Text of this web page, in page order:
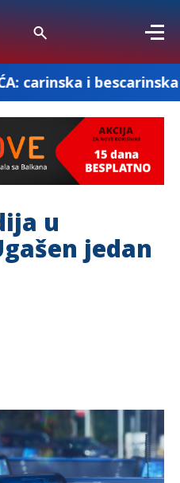
bescarinska roba
u
jedan